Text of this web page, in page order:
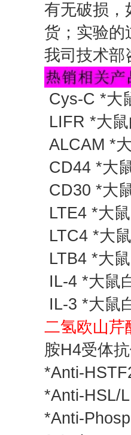
有无破损，
货；实验的
我司技术部
Cys-C *大
LIFR *大
ALCAM *
CD44 *大
CD30 *大
LTE4 *大
LTC4 *大
LTB4 *大
IL-4 *大鼠
IL-3 *大鼠
二氢欧山芹
胺H4受体
*Anti-
*Anti-HSL/
*Anti-